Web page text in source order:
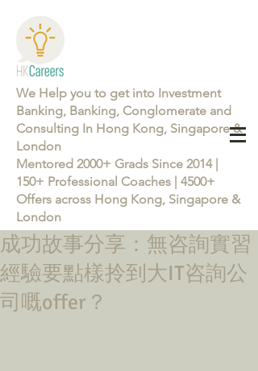
We Help you to get into Investment
Banking, Banking, Conglomerate and
Consulting In Hong Kong, Singapore &
London
Mentored 2000+ Grads Since 2014 |
150+ Professional Coaches | 4500+
Offers across Hong Kong, Singapore &
London
Learn more about the Career Training Program 26/27
成功故事分享：無咨詢實習
經驗要點樣拎到大IT咨詢公
司嘅offer？